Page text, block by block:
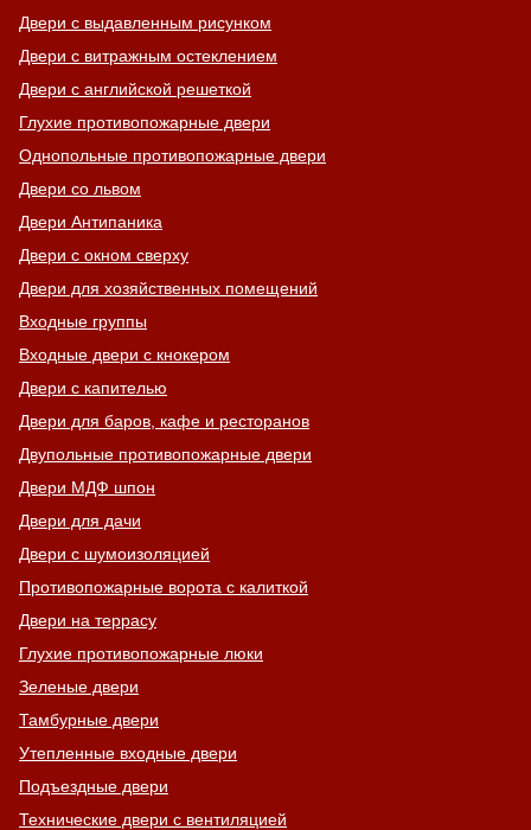
Двери с выдавленным рисунком
Двери с витражным остеклением
Двери с английской решеткой
Глухие противопожарные двери
Однопольные противопожарные двери
Двери со львом
Двери Антипаника
Двери с окном сверху
Двери для хозяйственных помещений
Входные группы
Входные двери с кнокером
Двери с капителью
Двери для баров, кафе и ресторанов
Двупольные противопожарные двери
Двери МДФ шпон
Двери для дачи
Двери с шумоизоляцией
Противопожарные ворота с калиткой
Двери на террасу
Глухие противопожарные люки
Зеленые двери
Тамбурные двери
Утепленные входные двери
Подъездные двери
Технические двери с вентиляцией